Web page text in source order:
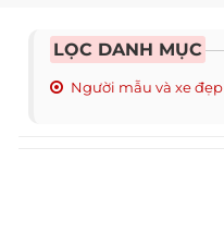
LỌC DANH MỤC
Người mẫu và xe đẹp